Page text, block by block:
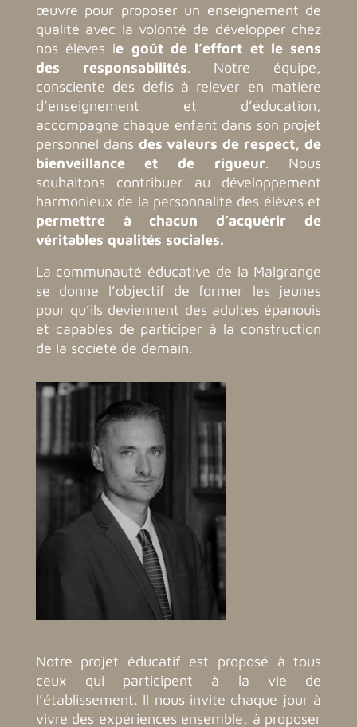
œuvre pour proposer un enseignement de
qualité avec la volonté de développer chez
nos élèves le goût de l’effort et le sens
des responsabilités. Notre équipe,
consciente des défis à relever en matière
d’enseignement et d’éducation,
accompagne chaque enfant dans son projet
personnel dans des valeurs de respect, de
bienveillance et de rigueur. Nous
souhaitons contribuer au développement
harmonieux de la personnalité des élèves et
permettre à chacun d’acquérir de
véritables qualités sociales.
La communauté éducative de la Malgrange
se donne l’objectif de former les jeunes
pour qu’ils deviennent des adultes épanouis
et capables de participer à la construction
de la société de demain.
Notre projet éducatif est proposé à tous
ceux qui participent à la vie de
l’établissement. Il nous invite chaque jour à
vivre des expériences ensemble, à proposer